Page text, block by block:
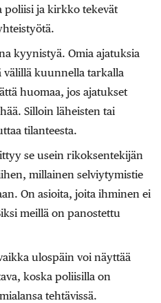
ja kirkko tekevät
kyynistyä. Omia ajatuksia
välillä kuunnella tarkalla
huomaa, jos ajatukset
Silloin läheisten tai
tilanteesta.
se usein rikoksentekijän
millainen selviytymistie
On asioita, joita ihminen ei
meillä on panostettu
ulospäin voi näyttää
koska poliisilla on
tehtävissä.